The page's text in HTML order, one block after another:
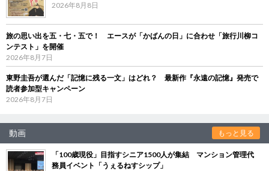
2026年8月8日
旅の思い出を五・七・五で！ エースが「かばんの日」に合わせ「旅行川柳コ
ンテスト」を開催
2026年8月7日
東野圭吾が選んだ「記憶に残る一文」はどれ？ 最新作『永遠の記憶』発売で
読者参加型キャンペーン
2026年8月7日
動画 もっと見る
「100歳現役」目指すシニア1500人が集結 マンション管理代
務員イベント「うぇるねすシップ」